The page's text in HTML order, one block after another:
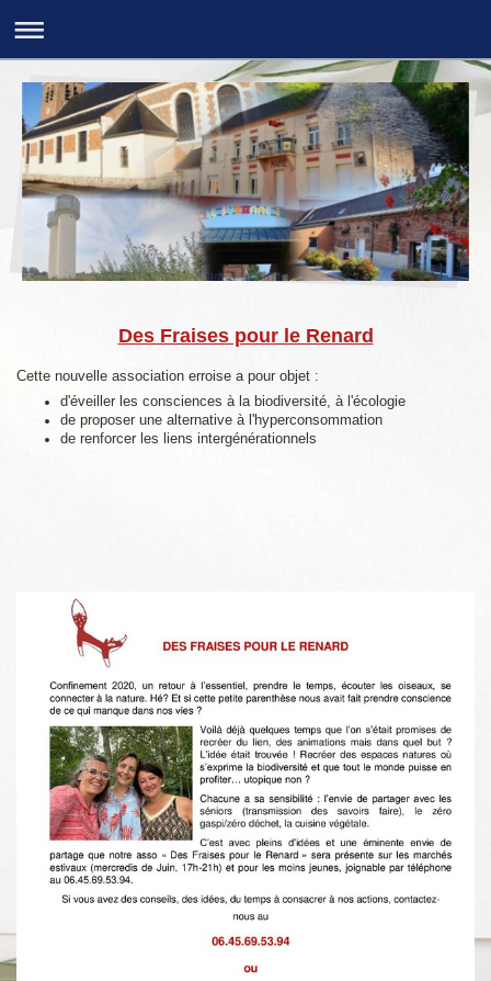
Des Fraises pour le Renard
Cette nouvelle association erroise a pour objet :
d'éveiller les consciences à la biodiversité, à l'écologie
de proposer une alternative à l'hyperconsommation
de renforcer les liens intergénérationnels